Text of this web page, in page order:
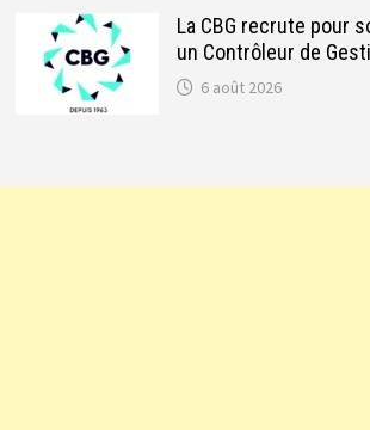
La CBG recrute pour
un Contrôleur de
6 août 2026